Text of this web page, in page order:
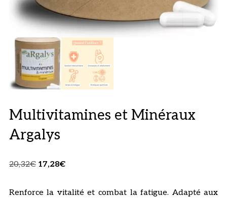
Multivitamines et Minéraux
Argalys
20,32€ Le
initial
17,28€Le
actuel
Renforce la vitalité et combat la fatigue. Adapté aux